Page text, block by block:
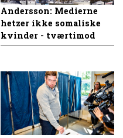
Andersson: Medierne
hetzer ikke somaliske
kvinder - tværtimod